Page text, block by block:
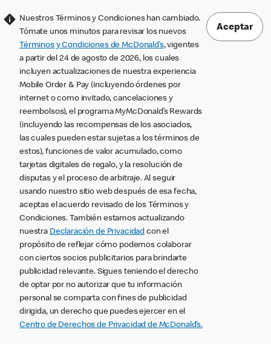
Nuestros Términos y Condiciones han cambiado.
Tómate unos minutos para revisar los nuevos
Términos y Condiciones de McDonald’s, vigentes
a partir del 24 de agosto de 2026, los cuales
incluyen actualizaciones de nuestra experiencia
Mobile Order & Pay (incluyendo órdenes por
internet o como invitado, cancelaciones y
reembolsos), el programa MyMcDonald’s Rewards
(incluyendo las recompensas de los asociados,
las cuales pueden estar sujetas a los términos de
estos), funciones de valor acumulado, como
tarjetas digitales de regalo, y la resolución de
disputas y el proceso de arbitraje. Al seguir
usando nuestro sitio web después de esa fecha,
aceptas el acuerdo revisado de los Términos y
Condiciones. También estamos actualizando
nuestra Declaración de Privacidad con el
propósito de reflejar cómo podemos colaborar
con ciertos socios publicitarios para brindarte
publicidad relevante. Sigues teniendo el derecho
de optar por no autorizar que tu información
personal se comparta con fines de publicidad
dirigida, un derecho que puedes ejercer en el
Centro de Derechos de Privacidad de McDonald’s.
Aceptar